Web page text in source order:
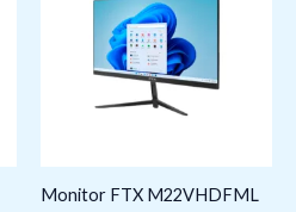
Monitor FTX M22VHDFML